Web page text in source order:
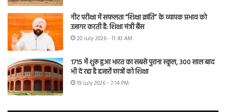
नीट परीक्षा में सफलता “शिक्षा क्रांति” के व्यापक प्रभाव को
उजागर करती है: शिक्षा मंत्री बैंस
20 July 2026 - 11:43 AM
1715 में शुरू हुआ भारत का सबसे पुराना स्कूल, 300 साल बाद
भी दे रहा है हजारों छात्रों को शिक्षा
19 July 2026 - 7:14 PM